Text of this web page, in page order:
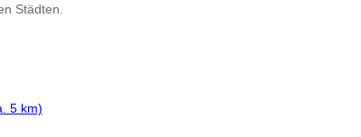
Städten.
5 km)